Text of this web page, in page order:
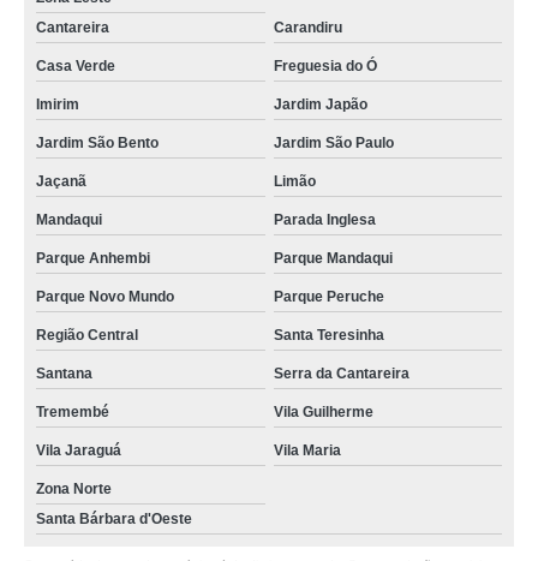
Cantareira
Carandiru
Casa Verde Freguesia do Ó
Imirim Jardim Japão
Jardim São Bento Jardim São Paulo
Jaçanã Limão
Mandaqui Parada Inglesa
Parque Anhembi Parque Mandaqui
Parque Novo Mundo Parque Peruche
Região Central Santa Teresinha
Santana Serra da Cantareira
Tremembé Vila Guilherme
Vila Jaraguá Vila Maria
Zona Norte
Santa Bárbara d'Oeste